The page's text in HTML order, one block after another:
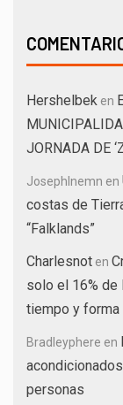
Hershelbek en
JORNADA DE
JosephInemn en
costas de
“Falklands”
Charlesnot en
solo el 16%
tiempo y forma
Bradleyphere en
personas